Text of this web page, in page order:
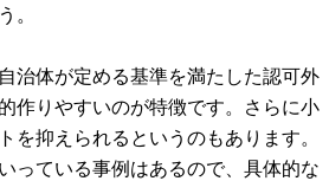
。
治体が定める基準を満たした認可外
作りやすいのが特徴です。さらに小
を抑えられるというのもあります。
っている事例はあるので、具体的な